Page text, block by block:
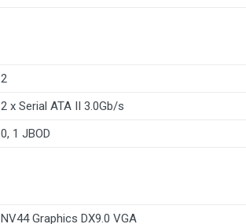
2
2 x Serial ATA II 3.0Gb/s
0, 1 JBOD
NV44 Graphics DX9.0 VGA